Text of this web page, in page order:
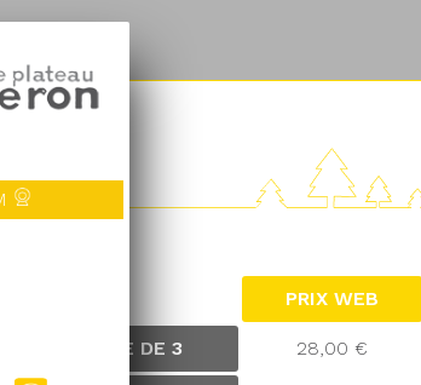
TARIFS
PRIX WEB
EQUIPE DE 3 28,00 €